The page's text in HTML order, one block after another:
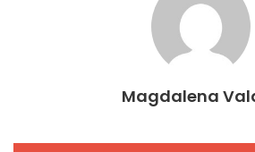
Magdalena